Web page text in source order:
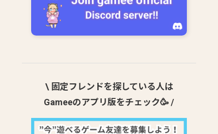
\ 固定フレンドを探している人は
Gameeのアプリ版をチェック🥳 /